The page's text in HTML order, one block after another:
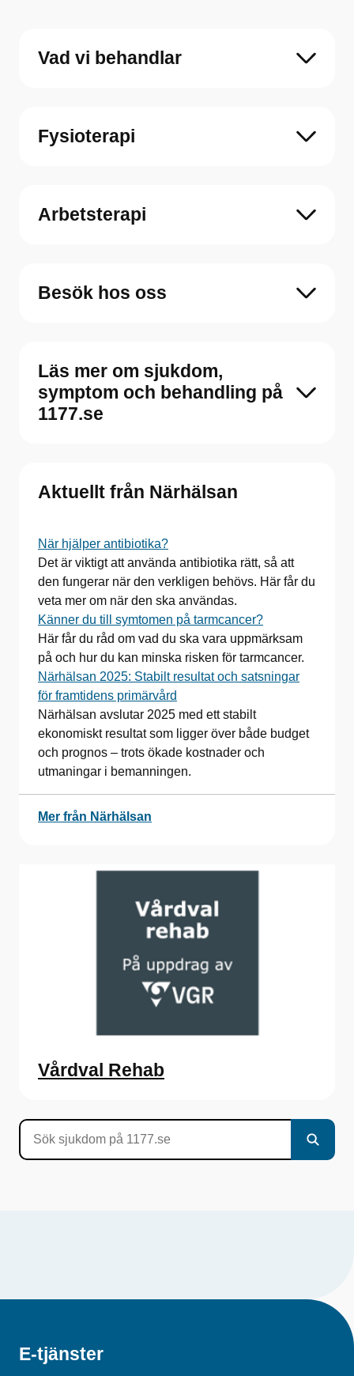
Vad vi behandlar
Fysioterapi
Arbetsterapi
Besök hos oss
Läs mer om sjukdom,
symptom och behandling på
1177.se
Aktuellt från Närhälsan
När hjälper antibiotika?
Det är viktigt att använda antibiotika rätt, så att
den fungerar när den verkligen behövs. Här får du
veta mer om när den ska användas.
Känner du till symtomen på tarmcancer?
Här får du råd om vad du ska vara uppmärksam
på och hur du kan minska risken för tarmcancer.
Närhälsan 2025: Stabilt resultat och satsningar
för framtidens primärvård
Närhälsan avslutar 2025 med ett stabilt
ekonomiskt resultat som ligger över både budget
och prognos – trots ökade kostnader och
utmaningar i bemanningen.
Mer från Närhälsan
Vårdval Rehab
E-tjänster